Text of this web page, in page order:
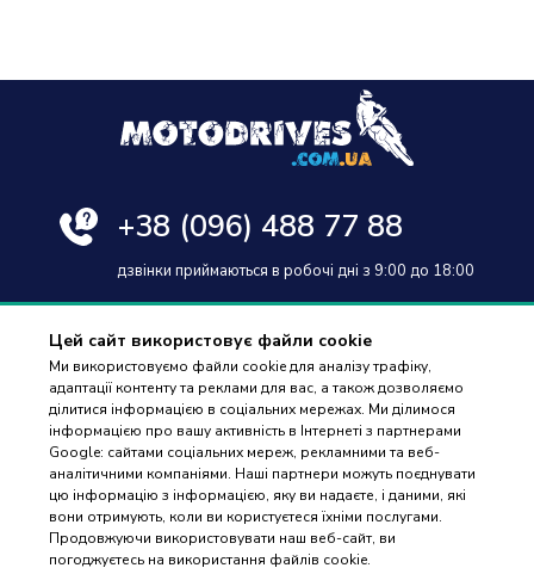
Цей сайт використовує файли cookie
Ми використовуємо файли cookie для аналізу трафіку,
адаптації контенту та реклами для вас, а також дозволяємо
ділитися інформацією в соціальних мережах. Ми ділимося
інформацією про вашу активність в Інтернеті з партнерами
Google: сайтами соціальних мереж, рекламними та веб-
аналітичними компаніями. Наші партнери можуть поєднувати
цю інформацію з інформацією, яку ви надаєте, і даними, які
вони отримують, коли ви користуєтеся їхніми послугами.
Продовжуючи використовувати наш веб-сайт, ви
погоджуєтесь на використання файлів cookie.
+38 (096) 488 77 88
дзвінки приймаються в робочі дні з 9:00 до 18:00
Оплата та доставка
Гарантія і повернення
Контакти
Відгуки
ПІДБІР
ЗАПЧАСТИН